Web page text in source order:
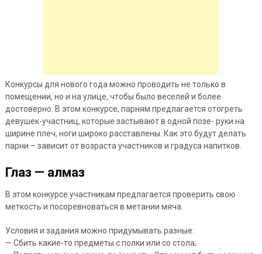
Конкурсы для нового года можно проводить не только в
помещении, но и на улице, чтобы было веселей и более
достоверно. В этом конкурсе, парням предлагается отогреть
девушек-участниц, которые застывают в одной позе- руки на
ширине плеч, ноги широко расставлены. Как это будут делать
парни – зависит от возраста участников и градуса напитков.
Глаз — алмаз
В этом конкурсе участникам предлагается проверить свою
меткость и посоревноваться в метании мяча.
Условия и задания можно придумывать разные:
— Сбить какие-то предметы с полки или со стола;